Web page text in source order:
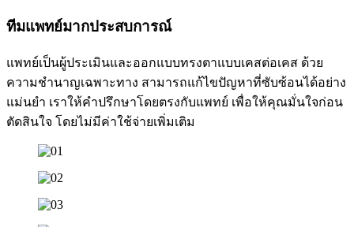
ทีมแพทย์มากประสบการณ์
แพทย์เป็นผู้ประเมินและออกแบบทรงตาแบบเคสต่อเคส ด้วย
ความชำนาญเฉพาะทาง สามารถแก้ไขปัญหาที่ซับซ้อนได้อย่าง
แม่นยำ เราให้คำปรึกษาโดยตรงกับแพทย์ เพื่อให้คุณมั่นใจก่อน
ตัดสินใจ โดยไม่มีค่าใช้จ่ายเพิ่มเติม